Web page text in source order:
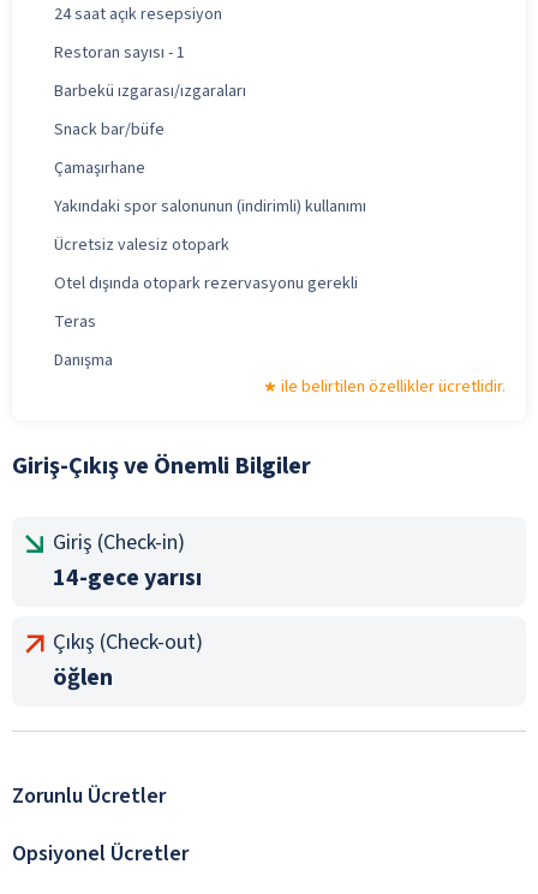
24 saat açık resepsiyon
Restoran sayısı - 1
Barbekü ızgarası/ızgaraları
Snack bar/büfe
Çamaşırhane
Yakındaki spor salonunun (indirimli) kullanımı
Ücretsiz valesiz otopark
Otel dışında otopark rezervasyonu gerekli
Teras
Danışma
ile belirtilen özellikler ücretlidir.
Giriş-Çıkış ve Önemli Bilgiler
Giriş (Check-in)
14-gece yarısı
Çıkış (Check-out)
öğlen
Zorunlu Ücretler
Opsiyonel Ücretler